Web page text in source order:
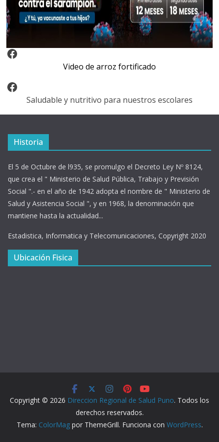
Video Arroz Fortificado
Video de arroz fortificado
Facebook
Saludable y nutritivo para nuestros escolares
Historia
El 5 de Octubre de l935, se promulgo el Decreto Ley Nº 8124,
que crea el " Ministerio de Salud Pública, Trabajo y Previsión
Social ".- en el año de 1942 adopta el nombre de " Ministerio de
Salud y Asistencia Social ", y en 1968, la denominación que
mantiene hasta la actualidad...
Estadistica, Informatica y Telecomunicaciones, Copyright 2020
Ubicación Fisica
Copyright © 2026 Direccion Regional de Salud Puno. Todos los
derechos reservados.
Tema: ColorMagpor ThemeGrill. Funciona con WordPress.